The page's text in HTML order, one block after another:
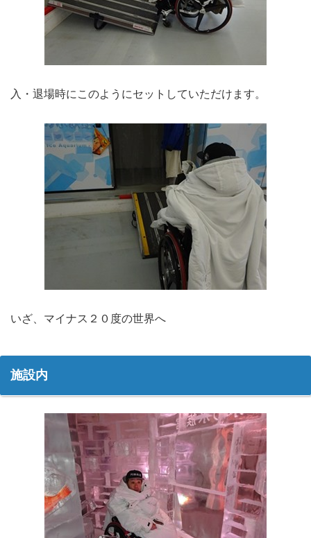
入・退場時にこのようにセットしていただけます。
いざ、マイナス２０度の世界へ
施設内